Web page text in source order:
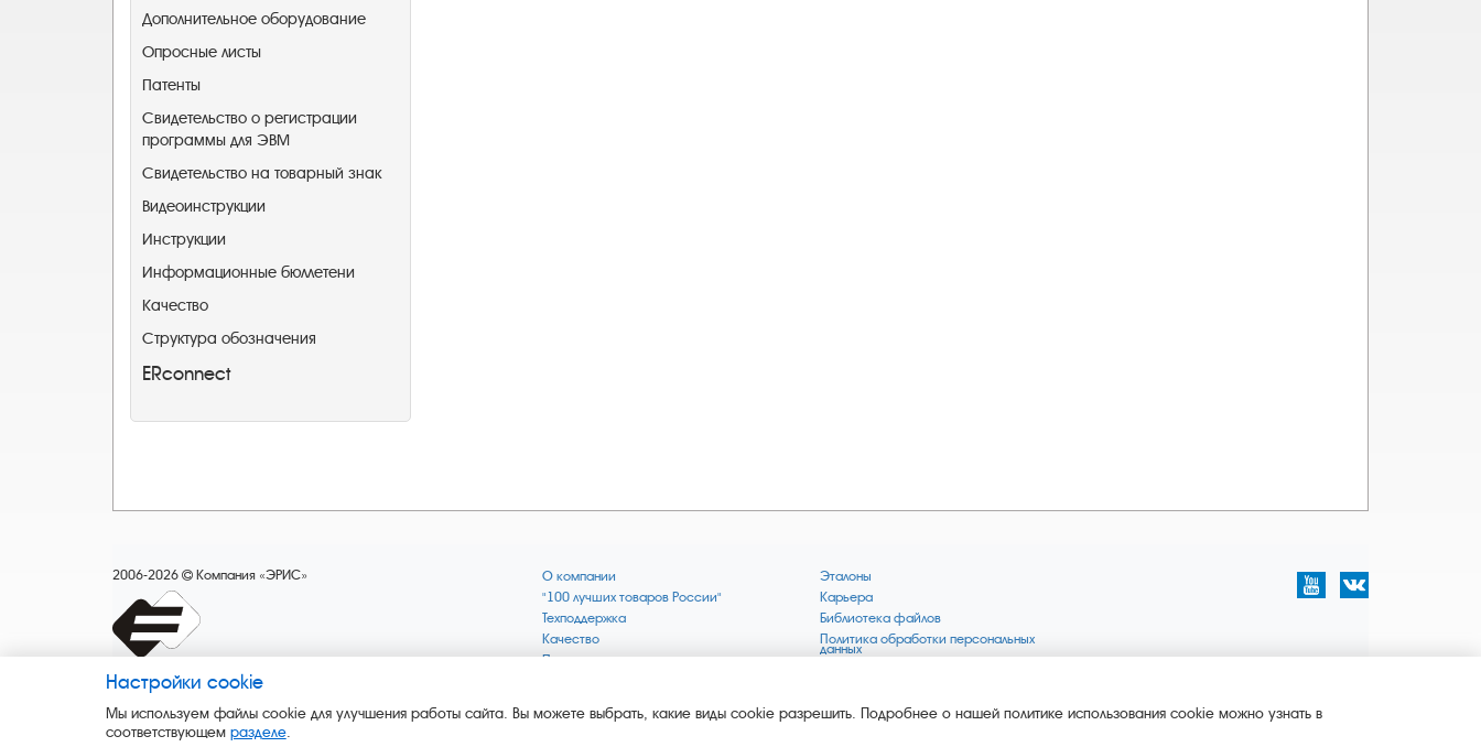
Дополнительное оборудование
Опросные листы
Патенты
Свидетельство о регистрации
программы для ЭВМ
Свидетельство на товарный знак
Видеоинструкции
Инструкции
Информационные бюллетени
Качество
Структура обозначения
ERconnect
2006-2026 Компания «ЭРИС»
О компании
"100 лучших товаров России"
Техподдержка
Качество
Поверка по редким газам
Пресс-релизы
Эталоны
Карьера
Библиотека файлов
Политика обработки персональных
данных
Зелёная 1000
Настройки cookie
Мы используем файлы cookie для улучшения работы сайта. Вы можете выбрать, какие виды cookie разрешить. Подробнее о нашей политике использования cookie можно узнать в
соответствующем разделе.